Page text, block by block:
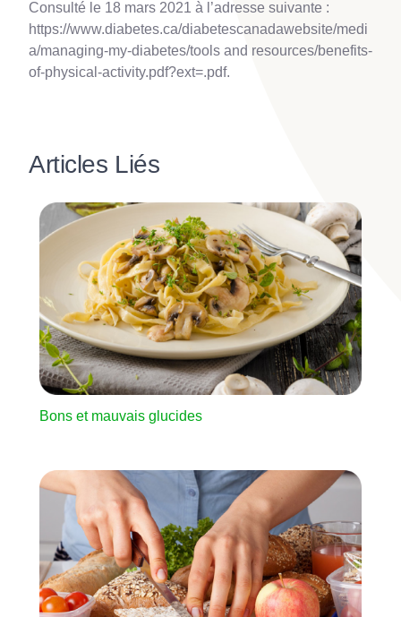
Consulté le 18 mars 2021 à l’adresse suivante :
https://www.diabetes.ca/diabetescanadawebsite/medi
a/managing-my-diabetes/tools and resources/benefits-
of-physical-activity.pdf?ext=.pdf.
Articles Liés
Image
Bons et mauvais glucides
Image